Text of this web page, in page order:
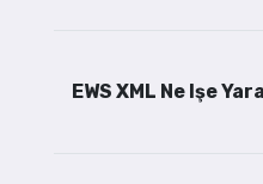
EWS XML Ne Işe